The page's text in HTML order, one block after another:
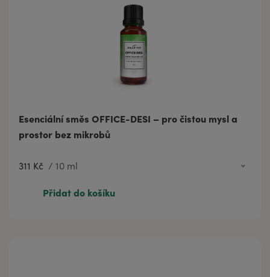
Esenciální směs OFFICE-DESI – pro čistou mysl a
prostor bez mikrobů
311 Kč / 10 ml
575 Kč
20 ml
Přidat do košíku